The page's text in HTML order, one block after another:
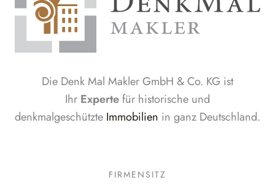
Die Denk Mal Makler GmbH & Co. KG ist
Ihr Expertefür historische und
denkmalgeschützte Immobilien in ganz Deutschland.
FIRMENSITZ